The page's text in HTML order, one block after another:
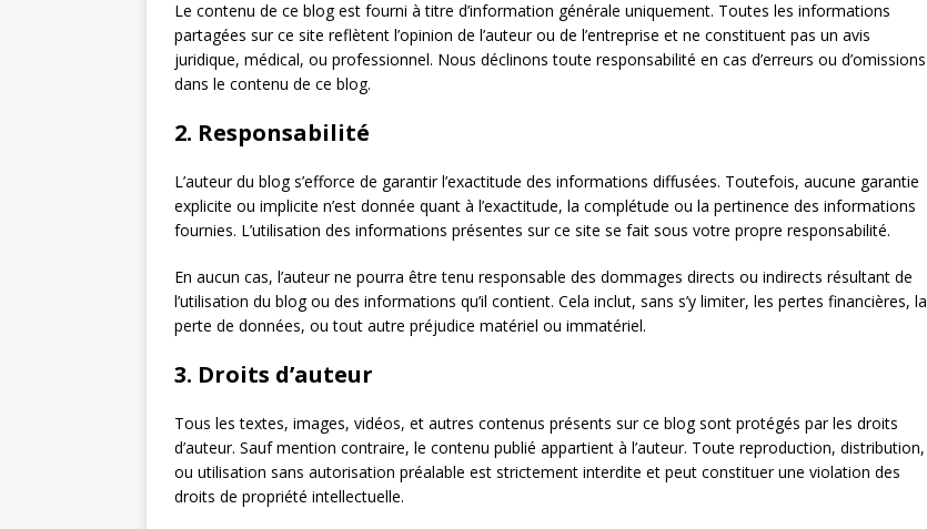
[ 10 octobre 2024 ] Fluent Forms : Le Plugin de Formulaires WordPress Rapide et Flexible
WORDPRESS
[ 29 octobre 2024 ]
Le contenu de ce blog est fourni à titre d’information générale uniquement. Toutes les informations
partagées sur ce site reflètent l’opinion de l’auteur ou de l’entreprise et ne constituent pas un avis
juridique, médical, ou professionnel. Nous déclinons toute responsabilité en cas d’erreurs ou d’omissions
dans le contenu de ce blog.
2. Responsabilité
L’auteur du blog s’efforce de garantir l’exactitude des informations diffusées. Toutefois, aucune garantie
explicite ou implicite n’est donnée quant à l’exactitude, la complétude ou la pertinence des informations
fournies. L’utilisation des informations présentes sur ce site se fait sous votre propre responsabilité.
En aucun cas, l’auteur ne pourra être tenu responsable des dommages directs ou indirects résultant de
l’utilisation du blog ou des informations qu’il contient. Cela inclut, sans s’y limiter, les pertes financières, la
perte de données, ou tout autre préjudice matériel ou immatériel.
3. Droits d’auteur
Tous les textes, images, vidéos, et autres contenus présents sur ce blog sont protégés par les droits
d’auteur. Sauf mention contraire, le contenu publié appartient à l’auteur. Toute reproduction, distribution,
ou utilisation sans autorisation préalable est strictement interdite et peut constituer une violation des
droits de propriété intellectuelle.